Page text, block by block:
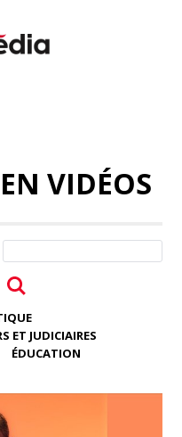
VIDÉOS
ET JUDICIAIRES
ÉDUCATION